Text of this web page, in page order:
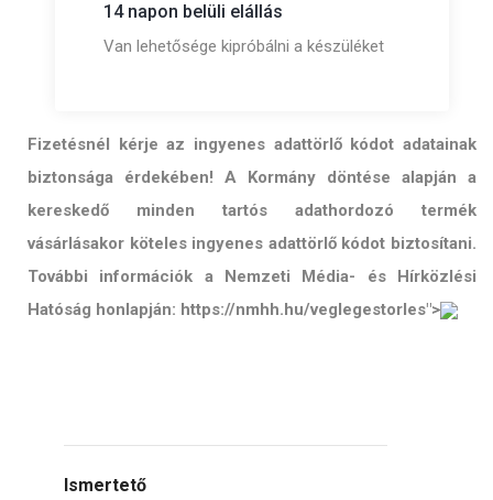
14 napon belüli elállás
Van lehetősége kipróbálni a készüléket
Fizetésnél kérje az ingyenes adattörlő kódot adatainak
biztonsága érdekében! A Kormány döntése alapján a
kereskedő minden tartós adathordozó termék
vásárlásakor köteles ingyenes adattörlő kódot biztosítani.
További információk a Nemzeti Média- és Hírközlési
Hatóság honlapján: https://nmhh.hu/veglegestorles">
Ismertető